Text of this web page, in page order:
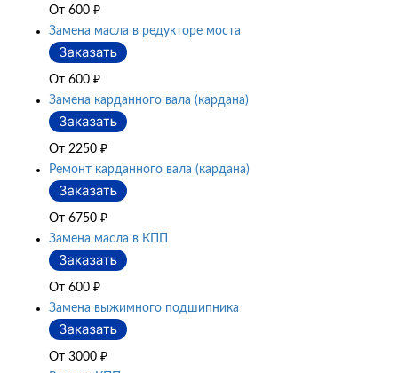
От 600 ₽
Замена масла в редукторе моста
От 600 ₽
Замена карданного вала (кардана)
От 2250 ₽
Ремонт карданного вала (кардана)
От 6750 ₽
Замена масла в КПП
От 600 ₽
Замена выжимного подшипника
От 3000 ₽